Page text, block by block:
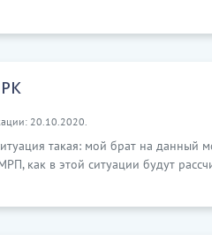
20.10.2020.
такая: мой брат на данный
как в этой ситуации будут